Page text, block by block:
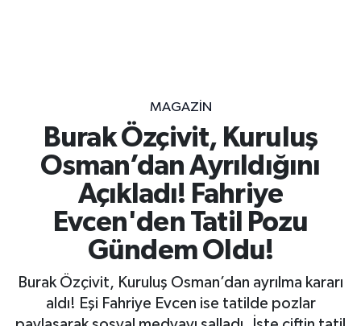
MAGAZİN
Burak Özçivit, Kuruluş
Osman’dan Ayrıldığını
Açıkladı! Fahriye
Evcen'den Tatil Pozu
Gündem Oldu!
Burak Özçivit, Kuruluş Osman’dan ayrılma kararı
aldı! Eşi Fahriye Evcen ise tatilde pozlar